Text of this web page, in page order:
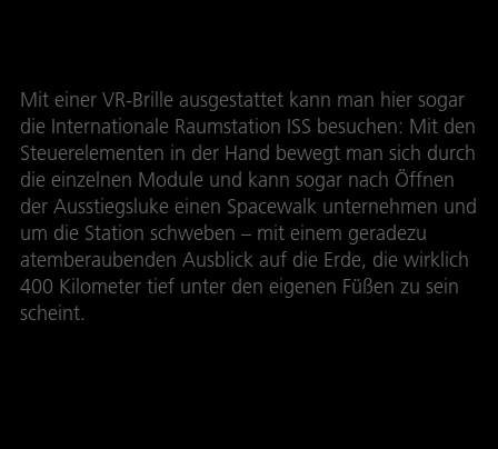
Mit einer VR-Brille ausgestattet kann man hier sogar
die Internationale Raumstation ISS besuchen: Mit den
Steuerelementen in der Hand bewegt man sich durch
die einzelnen Module und kann sogar nach Öffnen
der Ausstiegsluke einen Spacewalk unternehmen und
um die Station schweben – mit einem geradezu
atemberaubenden Ausblick auf die Erde, die wirklich
400 Kilometer tief unter den eigenen Füßen zu sein
scheint.